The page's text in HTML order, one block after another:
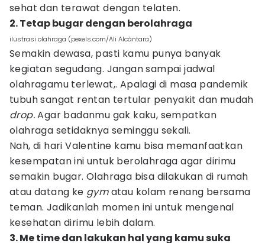
sehat dan terawat dengan telaten.
2. Tetap bugar dengan berolahraga
ilustrasi olahraga (pexels.com/Ali Alcántara)
Semakin dewasa, pasti kamu punya banyak
kegiatan segudang. Jangan sampai jadwal
olahragamu terlewat,. Apalagi di masa pandemik
tubuh sangat rentan tertular penyakit dan mudah
drop.Agar badanmu gak kaku, sempatkan
olahraga setidaknya seminggu sekali.
Nah, di hari Valentine kamu bisa memanfaatkan
kesempatan ini untuk berolahraga agar dirimu
semakin bugar. Olahraga bisa dilakukan di rumah
atau datang ke gymatau kolam renang bersama
teman. Jadikanlah momen ini untuk mengenal
kesehatan dirimu lebih dalam.
3. Me time dan lakukan hal yang kamu suka